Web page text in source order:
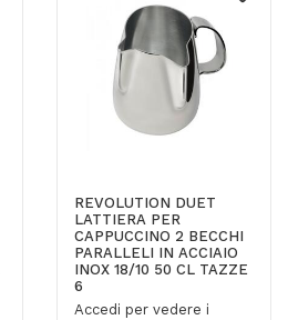
REVOLUTION DUET
LATTIERA PER
CAPPUCCINO 2 BECCHI
PARALLELI IN ACCIAIO
INOX 18/10 50 CL TAZZE
6
Accedi per vedere i